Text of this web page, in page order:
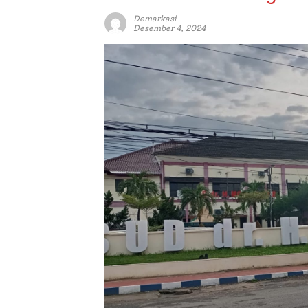
Demarkasi
Desember 4, 2024